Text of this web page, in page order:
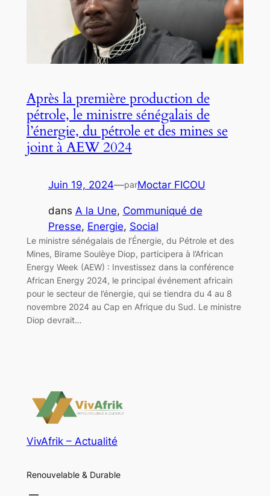
Après la première production de
pétrole, le ministre sénégalais de
l’énergie, du pétrole et des mines se
joint à AEW 2024
Juin 19, 2024—parMoctar FICOU
dans A la Une, Communiqué de
Presse, Energie, Social
Le ministre sénégalais de l’Énergie, du Pétrole et des
Mines, Birame Soulèye Diop, participera à l’African
Energy Week (AEW) : Investissez dans la conférence
African Energy 2024, le principal événement africain
pour le secteur de l’énergie, qui se tiendra du 4 au 8
novembre 2024 au Cap en Afrique du Sud. Le ministre
Diop devrait…
VivAfrik – Actualité
Renouvelable & Durable